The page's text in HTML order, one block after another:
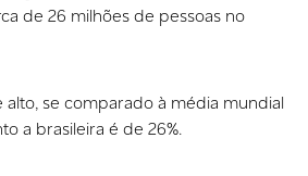
de 26 milhões de pessoas no
se comparado à média mundial
a brasileira é de 26%.